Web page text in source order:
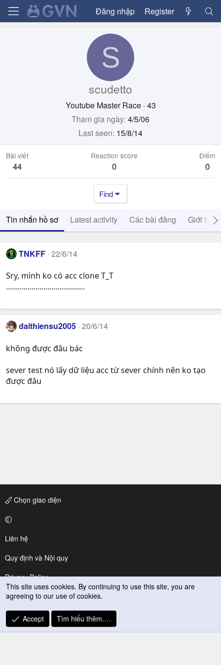
Đăng nhập Register
S
scudetto
Youtube Master Race · 43
Tham gia ngày 4/5/06
Last seen 15/8/14
Bài viết
44
Reaction score
0
Điểm
0
Find
Tin nhắn hồ sơ Latest activity Các bài đăng Giới thiệu
TNKFF 22/6/14
Sry, mình ko có acc clone T_T
........................................
daithiensu2005 20/6/14
không được đâu bác
sever test nó lấy dữ liệu acc từ sever chính nên ko tạo
được đâu
Chọn giao diện
Liên hệ
Quy định và Nội quy
Privacy Policy
Trợ giúp
R
S
This site uses cookies. By continuing to use this site, you are
agreeing to our use of cookies.
Accept Tìm hiểu thêm.…